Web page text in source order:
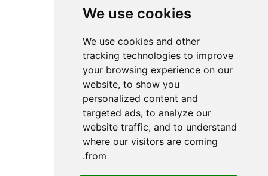
We use cookies
We use cookies and other
tracking technologies to improve
your browsing experience on our
website, to show you
personalized content and
targeted ads, to analyze our
website traffic, and to understand
where our visitors are coming
from.
اتصل بإحدى الخدمات المتاحة.
تسجيل الدخول بمفتاح مرور
تسجيل الدخول باستخدام UACF
تسجيل الدخول باستخدام Decathlon
تسجيل الدخول باستخدام Withings